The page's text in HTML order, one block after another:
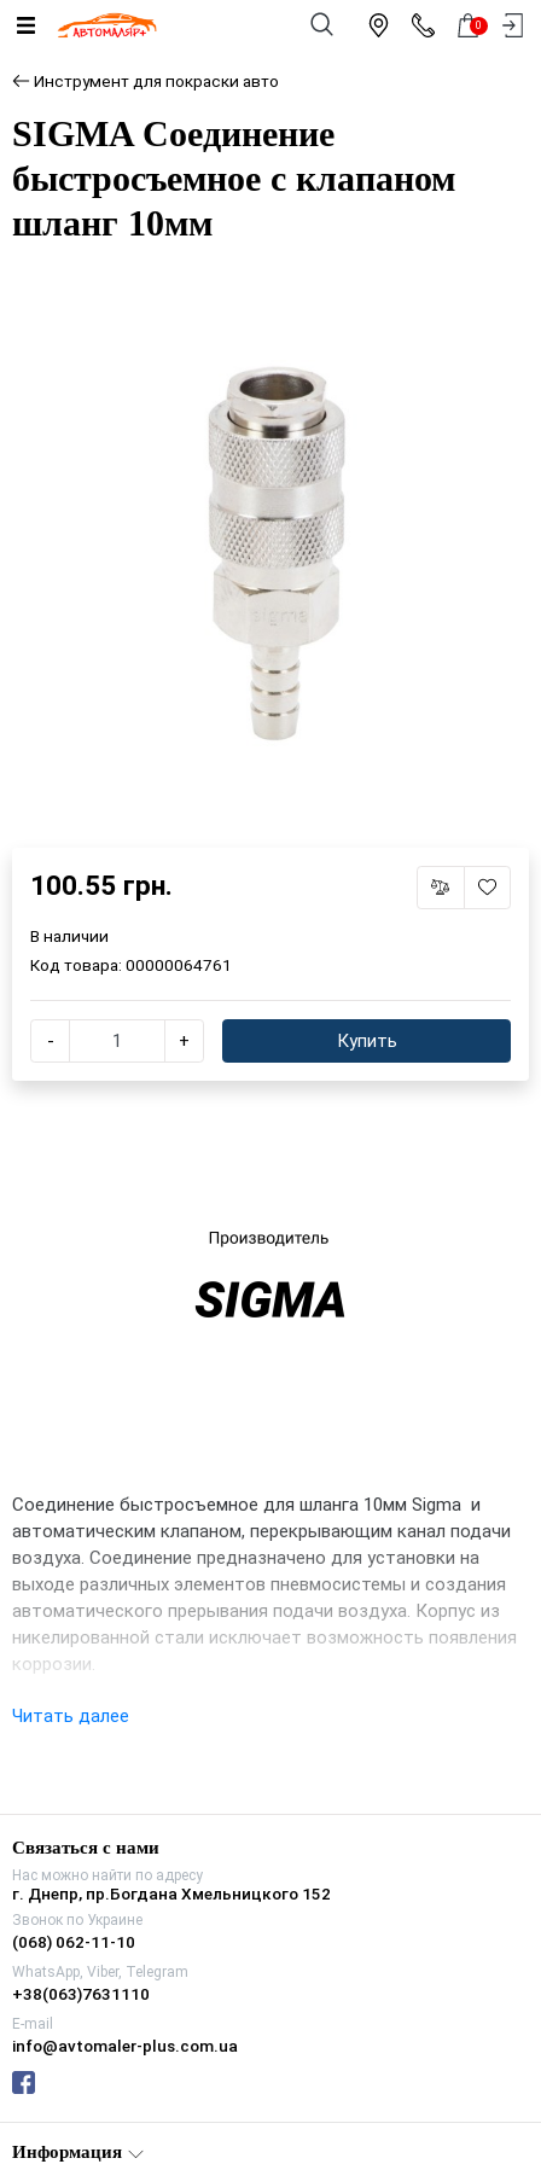
0
Инструмент для покраски авто
SIGMA Соединение
быстросъемное с клапаном
шланг 10мм
Выберите язык магазина
Соединение быстросъемное для шланга 10мм Sigma и
автоматическим клапаном, перекрывающим канал подачи
воздуха. Соединение предназначено для установки на
выходе различных элементов пневмосистемы и создания
автоматического прерывания подачи воздуха. Корпус из
никелированной стали исключает возможность появления
коррозии.
Преимущества и характеристики:
Читать далее
100.55 грн.
В наличии
Код товара: 00000064761
- + Купить
Связаться с нами
Нас можно найти по адресу
г. Днепр, пр.Богдана Хмельницкого 152
Звонок по Украине
(068) 062-11-10
WhatsApp, Viber, Telegram
+38(063)7631110
E-mail
info@avtomaler-plus.com.ua
Информация